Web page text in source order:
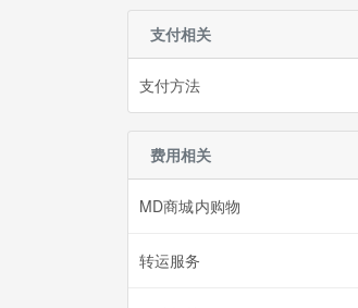
支付相关
支付方法
费用相关
MD商城内购物
转运服务